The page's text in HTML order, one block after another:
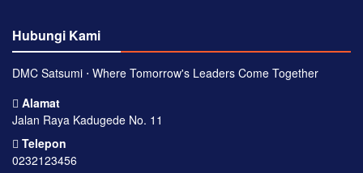
Hubungi Kami
DMC Satsumi ⋅ Where Tomorrow's Leaders Come Together
Alamat
Jalan Raya Kadugede No. 11
Telepon
0232123456